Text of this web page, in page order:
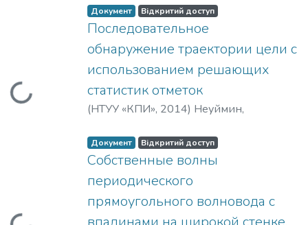
Вантажиться...
Документ Відкритий доступ
Последовательное
обнаружение траектории цели с
использованием решающих
статистик отметок
(НТУУ «КПИ», 2014) Неуймин,
Яковлевич
Документ Відкритий доступ
Собственные волны
периодического
прямоугольного волновода с